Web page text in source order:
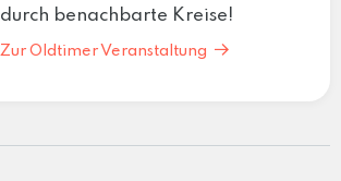
durch benachbarte Kreise!
Zur Oldtimer Veranstaltung